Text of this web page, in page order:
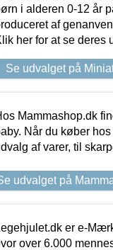
i alderen 0-12 år
af
her for at se deres
Se udvalget på
Mammashop.dk
Når du køber
af varer, til
udvalget på
er e-
over 6.000